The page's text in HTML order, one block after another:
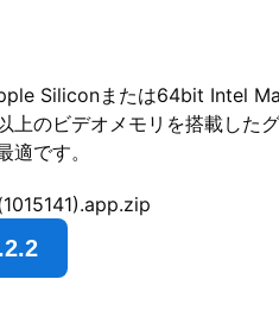
Siliconまたは64bit Intel
のビデオメモリを搭載した
です。